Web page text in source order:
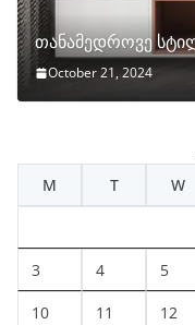
თანამედროვე
October 21, 2024
M
T W
3 4 5
10 11 12